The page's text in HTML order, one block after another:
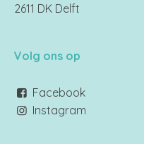
2611 DK Delft
Volg ons op
Facebook
Instagram